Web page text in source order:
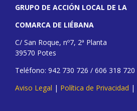
GRUPO DE ACCIÓN LOCAL DE LA
COMARCA DE LIÉBANA
C/ San Roque, nº7, 2ª Planta
39570 Potes
Teléfono: 942 730 726 / 606 318 720
Aviso Legal | Política de Privacidad |